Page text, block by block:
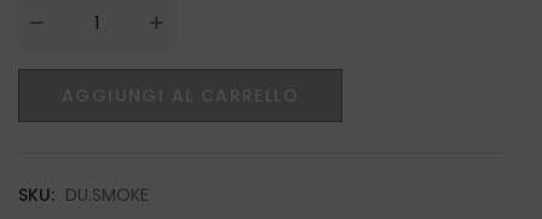
Quantity
SKU: DU.SMOKE